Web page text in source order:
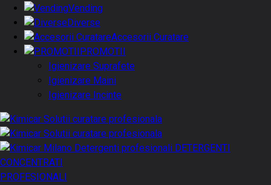
Vending
Diverse
Accesorii Curatare
PROMOTII
Igienizare Suprafete
Igienizare Maini
Igienizare Incinte
DETERGENTI
CONCENTRATI
PROFESIONALI